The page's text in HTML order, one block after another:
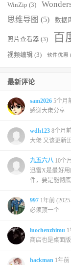
WinZip (3)
思维导图 (5) 数据
照片查看器 (3) 百
视频编辑 (3) 软件优惠
最新评论
sam2026 5个月
感谢大佬分享
wdh123 8个月
大佬 又该更新
九五六八 10个
迅雷X是最好
件，要是能彻
997 1年前
必须顶一个
luochenzhimu 1
商店也是桌面
hackman 1年前